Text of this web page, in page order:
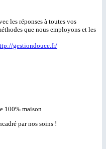
les réponses à toutes vos
que nous employons et les
gestiondouce.fr/
100% maison
par nos soins !